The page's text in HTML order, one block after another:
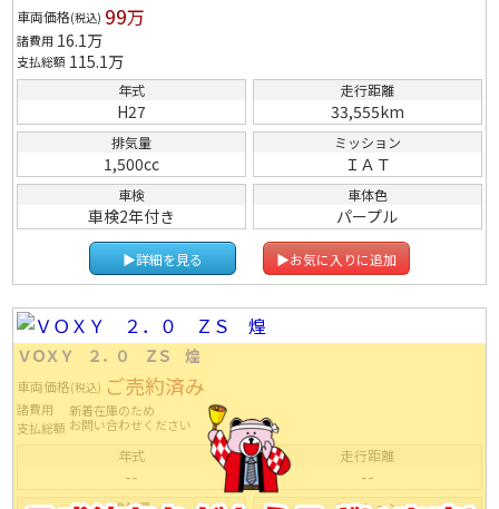
車両価格(税込) 99万
諸費用 16.1万
支払総額 115.1万
年式
H27
走行距離
33,555km
排気量
1,500cc
ミッション
ＩＡＴ
車検
車検2年付き
車体色
パープル
▶詳細を見る ▶お気に入りに追加
ＶＯＸＹ ２．０ ＺＳ 煌
車両価格(税込) ご売約済み
諸費用
支払総額
新着在庫のため
お問い合わせください
年式
--
走行距離
--